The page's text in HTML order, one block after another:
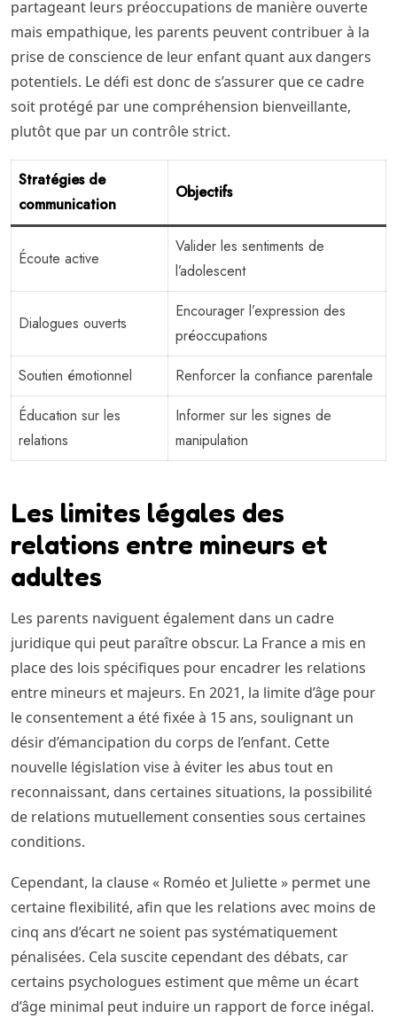
partageant leurs préoccupations de manière ouverte
mais empathique, les parents peuvent contribuer à la
prise de conscience de leur enfant quant aux dangers
potentiels. Le défi est donc de s’assurer que ce cadre
soit protégé par une compréhension bienveillante,
plutôt que par un contrôle strict.
Stratégies de
communication
Objectifs
Écoute active
Valider les sentiments de
l’adolescent
Dialogues ouverts
Encourager l’expression des
préoccupations
Soutien émotionnel
Renforcer la confiance parentale
Éducation sur les
relations
Informer sur les signes de
manipulation
Les limites légales des
relations entre mineurs et
adultes
Les parents naviguent également dans un cadre
juridique qui peut paraître obscur. La France a mis en
place des lois spécifiques pour encadrer les relations
entre mineurs et majeurs. En 2021, la limite d’âge pour
le consentement a été fixée à 15 ans, soulignant un
désir d’émancipation du corps de l’enfant. Cette
nouvelle législation vise à éviter les abus tout en
reconnaissant, dans certaines situations, la possibilité
de relations mutuellement consenties sous certaines
conditions.
Cependant, la clause « Roméo et Juliette » permet une
certaine flexibilité, afin que les relations avec moins de
cinq ans d’écart ne soient pas systématiquement
pénalisées. Cela suscite cependant des débats, car
certains psychologues estiment que même un écart
d’âge minimal peut induire un rapport de force inégal.